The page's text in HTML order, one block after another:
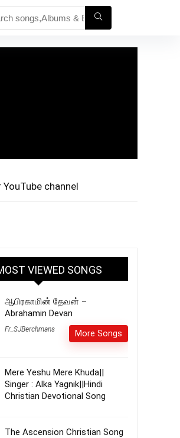
channel
VIEWED SONGS
ஆபிரகாமின் தேவன் –
Abrahamin Devan
Fr_SJBerchmans More Songs
Mere Yeshu Mere Khuda||
Singer : Alka Yagnik||Hindi
Christian Devotional Song
The Ascension Christian Song